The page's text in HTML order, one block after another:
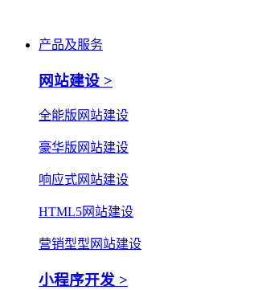
产品及服务
网站建设 >
全能版网站建设
豪华版网站建设
响应式网站建设
HTML5网站建设
营销型型网站建设
小程序开发 >